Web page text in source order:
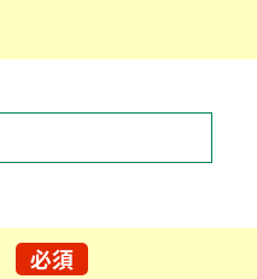
必須